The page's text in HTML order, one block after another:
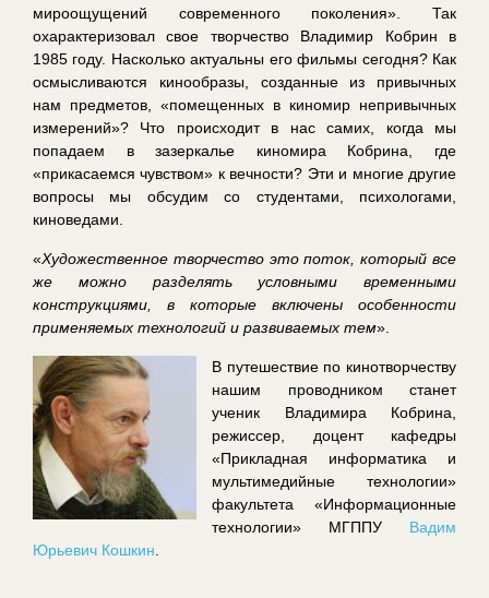
мироощущений современного поколения». Так
охарактеризовал свое творчество Владимир Кобрин в
1985 году. Насколько актуальны его фильмы сегодня? Как
осмысливаются кинообразы, созданные из привычных
нам предметов, «помещенных в киномир непривычных
измерений»? Что происходит в нас самих, когда мы
попадаем в зазеркалье киномира Кобрина, где
«прикасаемся чувством» к вечности? Эти и многие другие
вопросы мы обсудим со студентами, психологами,
киноведами.
«Художественное творчество это поток, который все
же можно разделять условными временными
конструкциями, в которые включены особенности
применяемых технологий и развиваемых тем».
В путешествие по кинотворчеству
нашим проводником станет
ученик Владимира Кобрина,
режиссер, доцент кафедры
«Прикладная информатика и
мультимедийные технологии»
факультета «Информационные
технологии» МГППУ Вадим
Юрьевич Кошкин